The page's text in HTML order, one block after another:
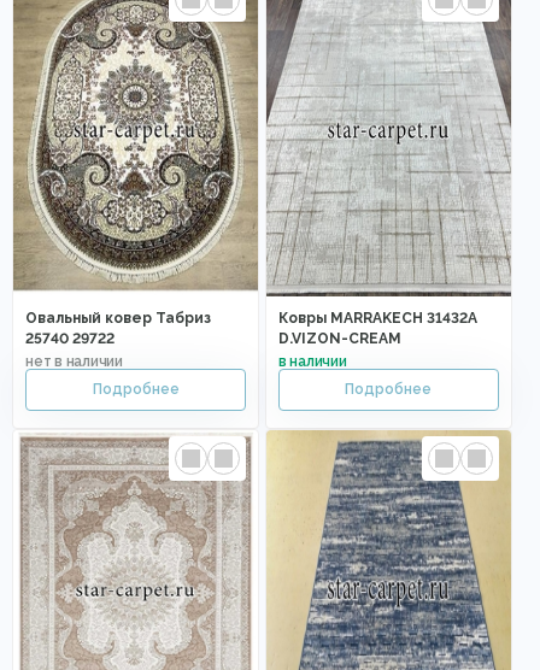
Овальный ковер Табриз
25740 29722
Ковры MARRAKECH 31432A
D.VIZON-CREAM